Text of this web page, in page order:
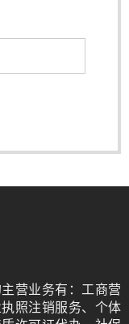
营业务有：工商营
照注销服务、个体